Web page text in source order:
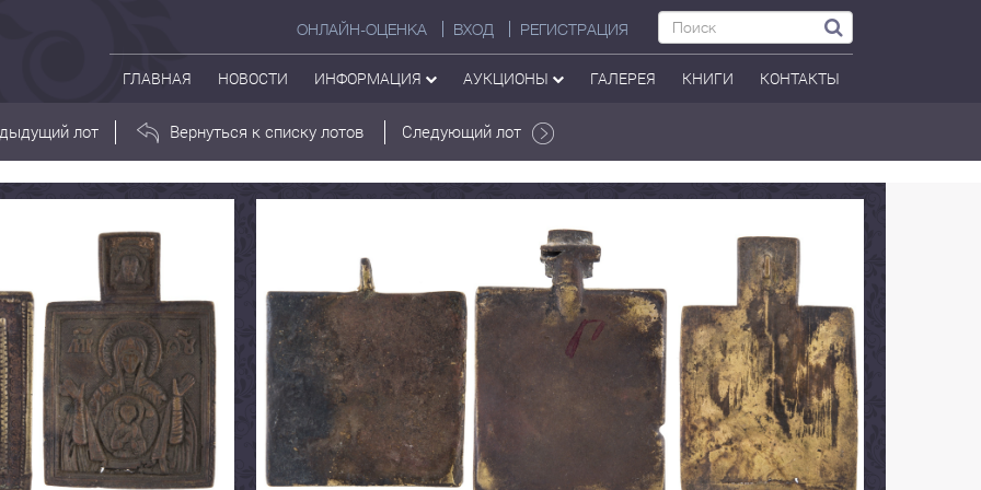
ОНЛАЙН-ОЦЕНКА ВХОД РЕГИСТРАЦИЯ
ГЛАВНАЯ НОВОСТИ ИНФОРМАЦИЯ АУКЦИОНЫ ГАЛЕРЕЯ КНИГИ КОНТАКТЫ
лот Вернуться к списку лотов Следующий лот